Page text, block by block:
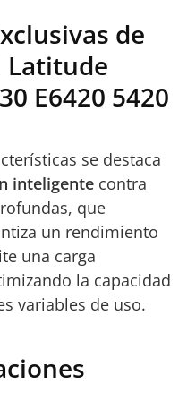
de
Latitude
E6420 5420
se destaca
inteligente contra
que
un rendimiento
una carga
la capacidad
variables de uso.